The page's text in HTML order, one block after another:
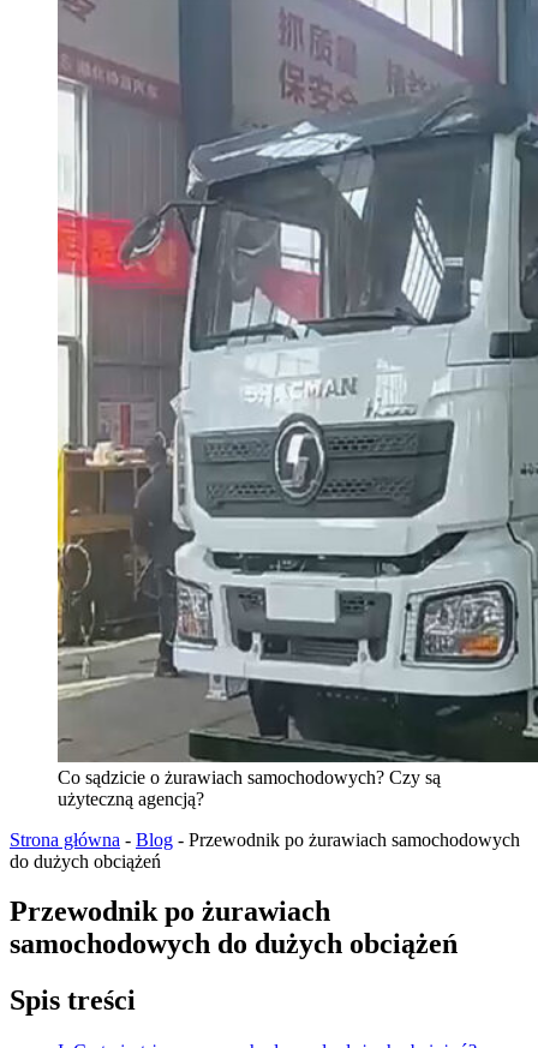
Co sądzicie o żurawiach samochodowych? Czy są
użyteczną agencją?
Strona główna - Blog - Przewodnik po żurawiach samochodowych
do dużych obciążeń
Przewodnik po żurawiach
samochodowych do dużych obciążeń
Spis treści